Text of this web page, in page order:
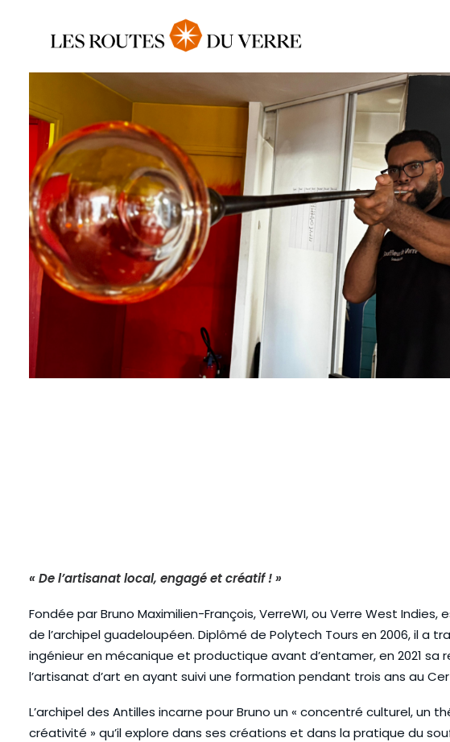
« De l’artisanat local, engagé et créatif ! »
Fondée par Bruno Maximilien-François, VerreWI, ou Verre West
de l’archipel guadeloupéen. Diplômé de Polytech Tours en 2006, il a
ingénieur en mécanique et productique avant d’entamer, en 2021 sa
l’artisanat d’art en ayant suivi une formation pendant trois ans au
L’archipel des Antilles incarne pour Bruno un « concentré culturel, un
créativité » qu’il explore dans ses créations et dans la pratique du